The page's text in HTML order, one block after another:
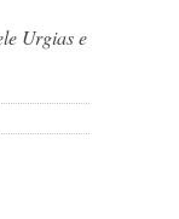
Urgias e